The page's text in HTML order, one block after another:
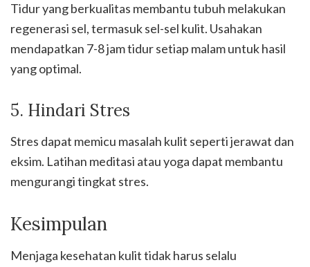
Tidur yang berkualitas membantu tubuh melakukan
regenerasi sel, termasuk sel-sel kulit. Usahakan
mendapatkan 7-8 jam tidur setiap malam untuk hasil
yang optimal.
5. Hindari Stres
Stres dapat memicu masalah kulit seperti jerawat dan
eksim. Latihan meditasi atau yoga dapat membantu
mengurangi tingkat stres.
Kesimpulan
Menjaga kesehatan kulit tidak harus selalu